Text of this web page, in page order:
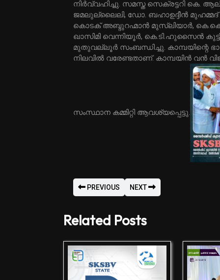
നിര്‍വ്വഹിച്ചു. സമസ്ത സെക്രട്ടറി കെ.
ജമലുല്ലൈലി, ഡോ. ബഹാഉദ്ദീന്‍
കൊടക് അബ്ദുറഹ്മാന്‍ മുസ്‌ലിയാര്‍,
ഖാസിമി വെന്നിയൂര്‍, കെ.ടി.ഹുസൈന്‍
മുതുവല്ലൂര്‍ സംബന്ധിച്ചു. കാമ്പയിന്റെ
നിലവില്‍ വരേണ്ടതാണ്. കാമ്പയിന്‍ വന്‍
സംസ്ഥാന കമ്മിറ്റി ആവശ്യപ്പെട്ടു.
PREVIOUS NEXT
Related Posts